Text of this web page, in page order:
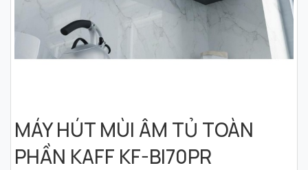
MÁY HÚT MÙI ÂM TỦ TOÀN
PHẦN KAFF KF-BI70PR